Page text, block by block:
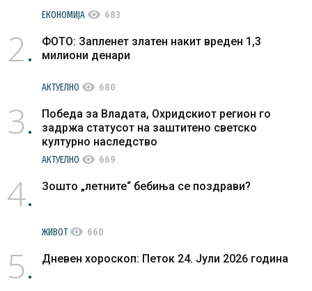
ЕКОНОМИЈА visibility 683
2
ФОТО: Запленет златен накит вреден 1,3
милиони денари
АКТУЕЛНО visibility 680
3
Победа за Владата, Охридскиот регион го
задржа статусот на заштитено светско
културно наследство
АКТУЕЛНО visibility 669
4 Зошто „летните“ бебиња се поздрави?
ЖИВОТvisibility 660
5 Дневен хороскоп: Петок 24. Јули 2026 година